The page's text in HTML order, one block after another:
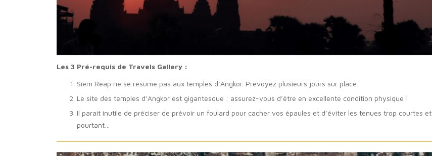
Les 3 Pré-requis de Travels Gallery :
Siem Reap ne se résume pas aux temples d’Angkor. Prévoyez plusieurs jours sur place.
Le site des temples d’Angkor est gigantesque : assurez-vous d’être en excellente condition physique !
Il parait inutile de préciser de prévoir un foulard pour cacher vos épaules et d’éviter les tenues trop courtes et
pourtant…